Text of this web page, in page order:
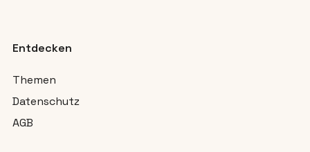
Entdecken
Themen
Datenschutz
AGB